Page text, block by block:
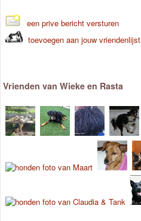
een prive bericht versturen
toevoegen aan jouw vriendenlijst
Vrienden van Wieke en Rasta